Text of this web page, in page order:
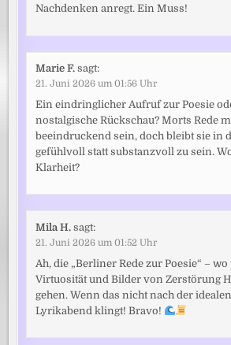
Nachdenken anregt. Ein Muss!
Marie F. sagt:
21. Juni 2026 um 01:56 Uhr
Ein eindringlicher Aufruf zur Poesie
nostalgische Rückschau? Morts Rede
beeindruckend sein, doch bleibt sie in
gefühlvoll statt substanzvoll zu sein.
Klarheit?
Mila H. sagt:
21. Juni 2026 um 01:52 Uhr
Ah, die „Berliner Rede zur Poesie“ –
Virtuosität und Bilder von Zerstörung
gehen. Wenn das nicht nach der
Lyrikabend klingt! Bravo!